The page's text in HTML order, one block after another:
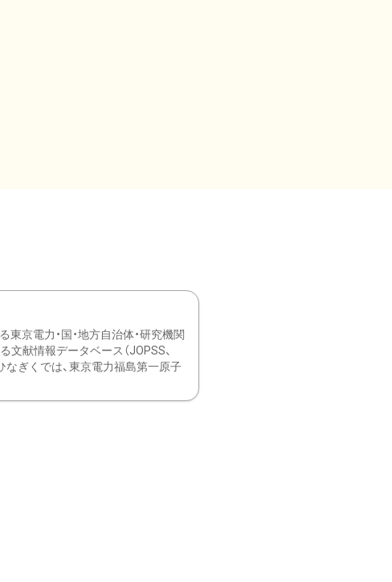
京電力・国・地方自治体・研究機関
献情報データベース（JOPSS、
なぎくでは、東京電力福島第一原子